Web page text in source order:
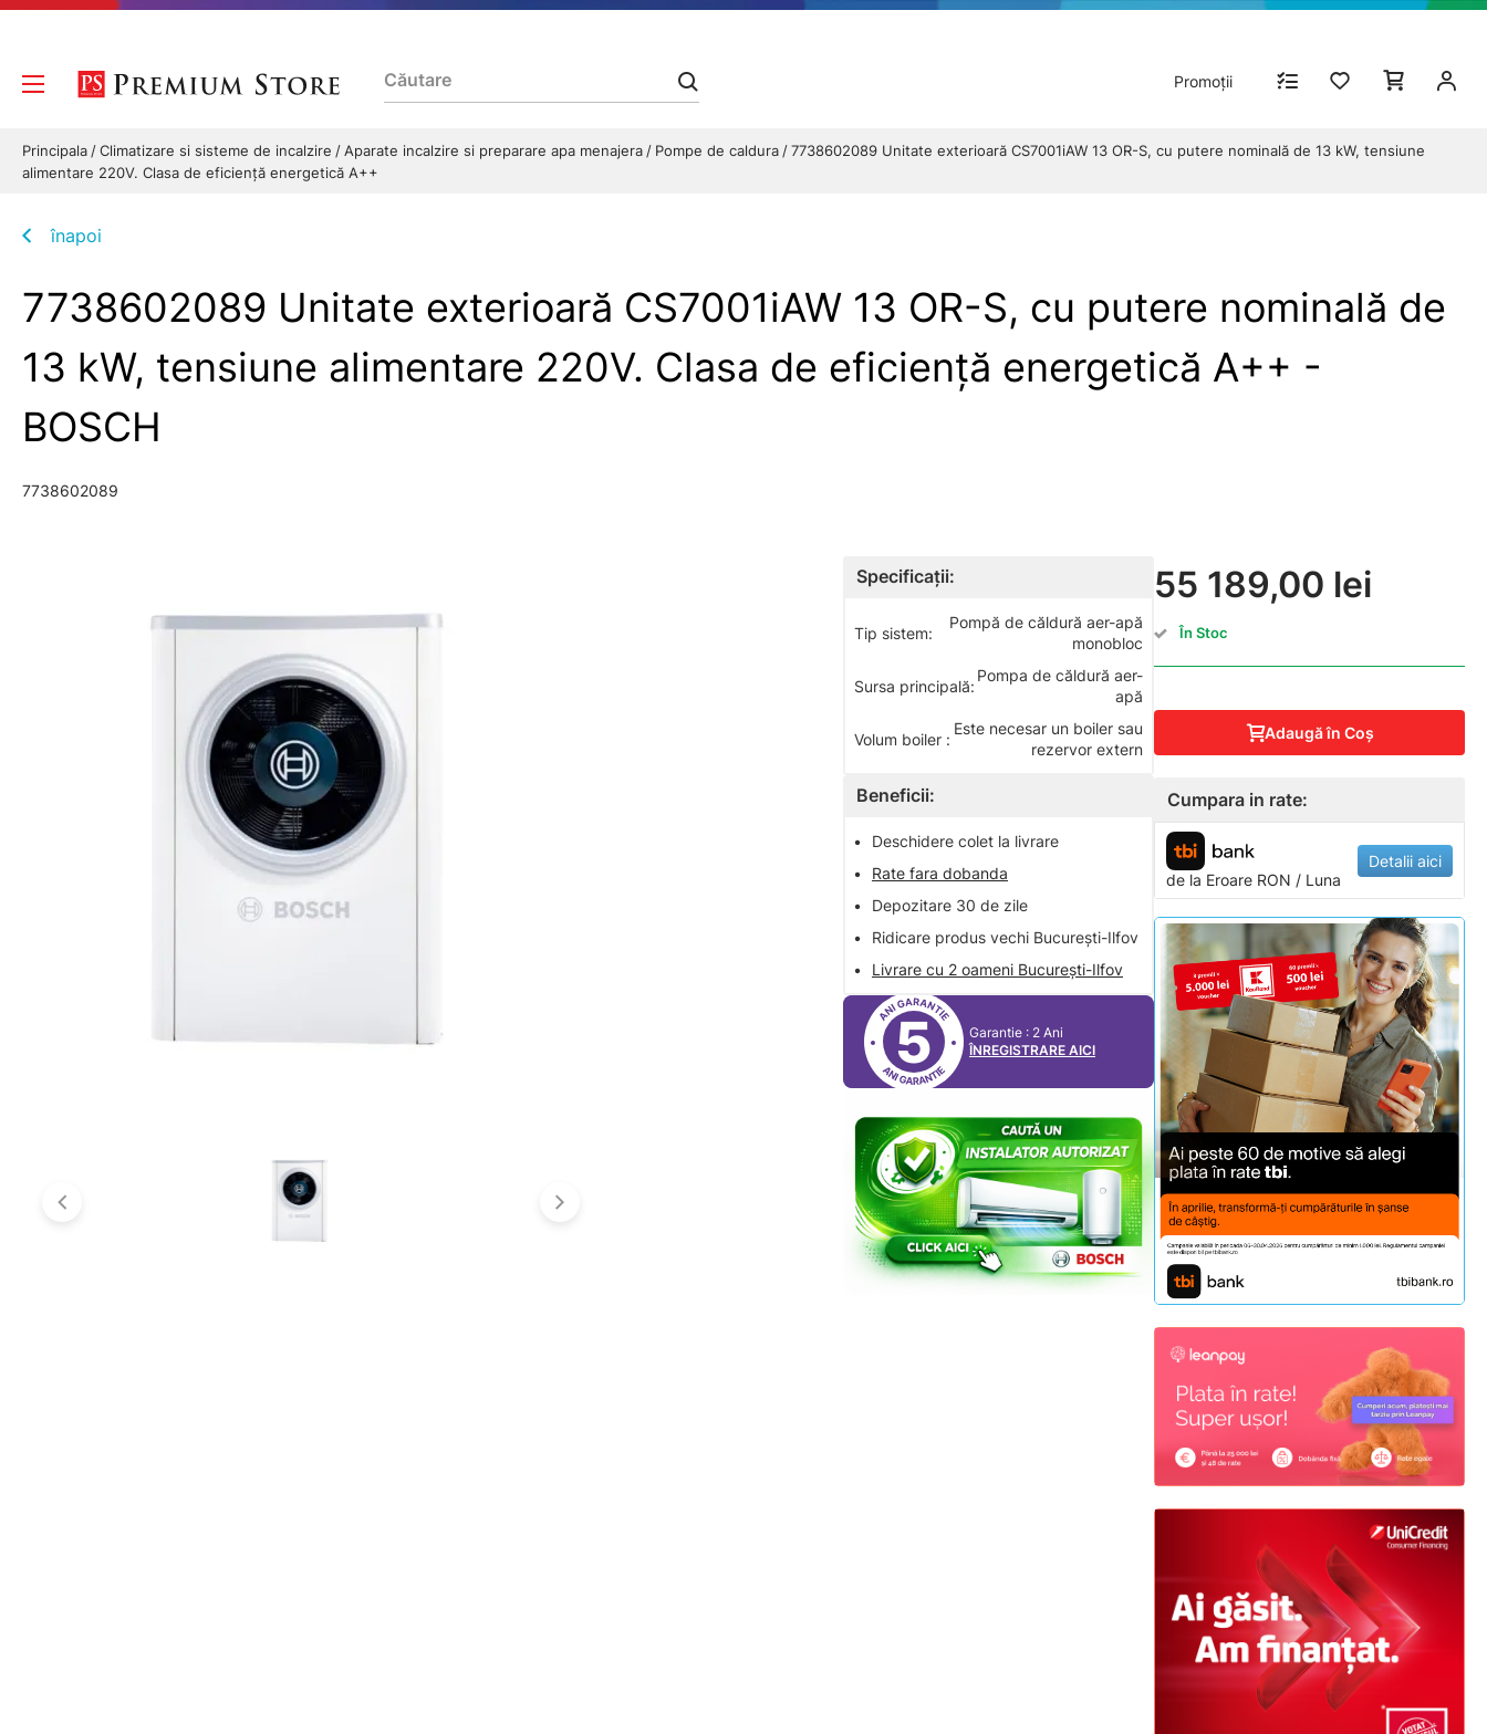
Promoții
Principala Climatizare si sisteme de incalzire Aparate incalzire si preparare apa menajera Pompe de caldura
7738602089 Unitate exterioară CS7001iAW 13 OR-S, cu putere nominală de 13 kW, tensiune
alimentare 220V. Clasa de eficiență energetică A++
înapoi
7738602089 Unitate exterioară CS7001iAW 13 OR-S, cu putere nominală de
13 kW, tensiune alimentare 220V. Clasa de eficiență energetică A++ -
BOSCH
7738602089
Specificații:
Tip sistem:
Pompă de căldură aer-apă
monobloc
Sursa principală:
Pompa de căldură aer-
apă
Volum boiler :
Este necesar un boiler sau
rezervor extern
Beneficii:
•
Deschidere colet la livrare
•
Rate fara dobanda
•
Depozitare 30 de zile
•
Ridicare produs vechi București-Ilfov
•
Livrare cu 2 oameni București-Ilfov
5
Garantie : 2 Ani
ÎNREGISTRARE AICI
55 189,00 lei
În Stoc
Adaugă în Coş
Cumpara in rate:
de la Eroare RON / Luna
Detalii aici